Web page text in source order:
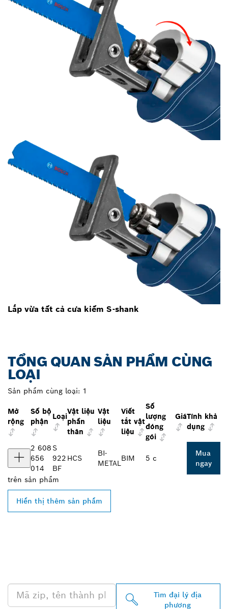
Lắp vừa tất cả cưa kiếm S-shank
TỔNG QUAN SẢN PHẨM CÙNG
LOẠI
Sản phẩm cùng loại: 1
Mở
rộng
Số bộ
phận
Loại
Vật liệu
phần
thân
Vật
liệu
Viết
tắt vật
liệu
Số
lượng
đóng
gói
GiáTính khả
dụng
2 608
656
014
S
922
BF
HCS
BI-
METAL
BIM 5 c
Mua
ngay
trên sản phẩm
Hiển thị thêm sản phẩm
Tìm đại lý địa
phương